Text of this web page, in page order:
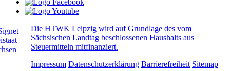
Die HTWK Leipzig wird auf Grundlage des vom
Sächsischen Landtag beschlossenen Haushalts aus
Steuermitteln mitfinanziert.
Impressum Datenschutzerklärung Barrierefreiheit Sitemap